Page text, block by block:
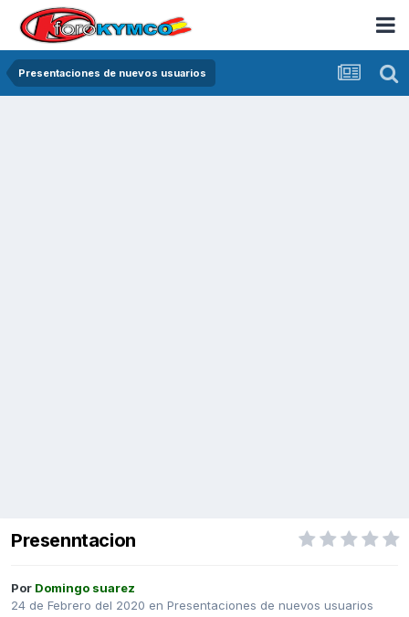
Presentaciones de nuevos usuarios
Presenntacion
Por Domingo suarez
24 de Febrero del 2020 en Presentaciones de nuevos usuarios